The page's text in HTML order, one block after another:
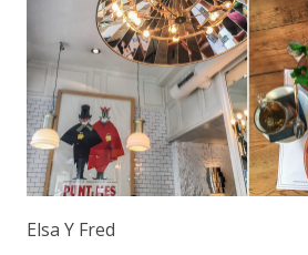
Elsa Y Fred